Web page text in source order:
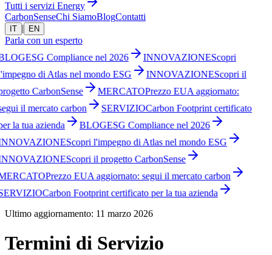
Tutti i servizi Energy
CarbonSenseChi SiamoBlogContatti
IT | EN
Parla con un esperto
ESG Compliance nel 2026 INNOVAZIONEScopri
di Atlas nel mondo ESG
INNOVAZIONEScopri il
CarbonSense
MERCATOPrezzo EUA aggiornato:
il mercato carbon
SERVIZIOCarbon Footprint certificato
la tua azienda
BLOGESG Compliance nel 2026
Scopri l'impegno di Atlas nel mondo ESG
Scopri il progetto CarbonSense
Prezzo EUA aggiornato: segui il mercato carbon
Carbon Footprint certificato per la tua azienda
Ultimo aggiornamento: 11 marzo 2026
Termini di Servizio